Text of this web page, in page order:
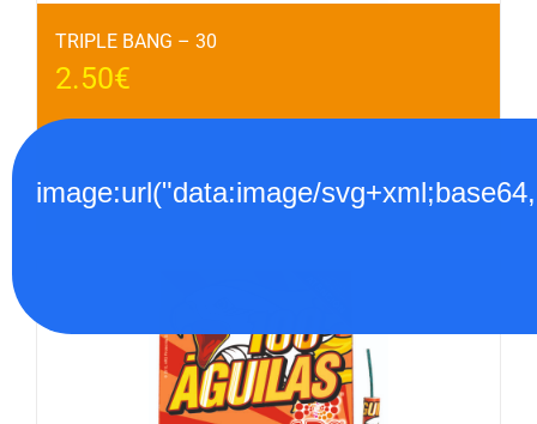
TRIPLE BANG – 30
2.50€
Añadir al carrito Detalles
image:url("data:image/